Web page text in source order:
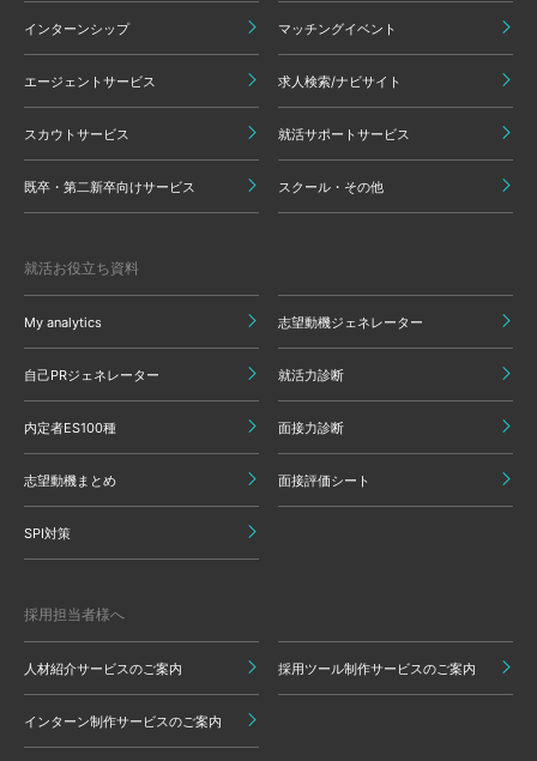
インターンシップ マッチングイベント
エージェントサービス 求人検索/ナビサイト
スカウトサービス 就活サポートサービス
既卒・第二新卒向けサービス スクール・その他
就活お役立ち資料
My analytics 志望動機ジェネレーター
自己PRジェネレーター 就活力診断
内定者ES100種 面接力診断
志望動機まとめ 面接評価シート
SPI対策
採用担当者様へ
人材紹介サービスのご案内 採用ツール制作サービスのご案内
インターン制作サービスのご案内